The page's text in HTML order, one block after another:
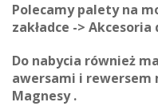
Polecamy palety na
zakładce ->
Do nabycia również
awersami i rewersem
Magnesy .